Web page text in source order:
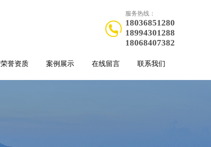
服务热线：
18036851280
18994301288
18068407382
荣誉资质 案例展示 在线留言 联系我们